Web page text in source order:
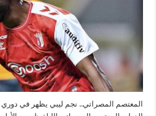
المعتصم المصراتي.. نجم ليبي يظهر في دوري